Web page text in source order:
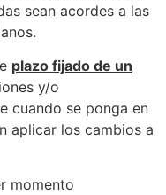
sean acordes a las
plazo fijado de un
y/o
cuando se ponga en
aplicar los cambios a
momento